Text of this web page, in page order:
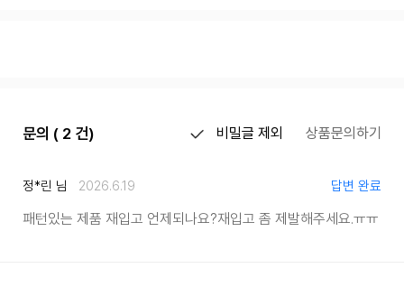
문의 ( 2 건) 비밀글 제외 상품문의하기
정*린 님 2026.6.19 답변 완료
패턴있는 제품 재입고 언제되나요?재입고 좀 제발해주세요.ㅠㅠ